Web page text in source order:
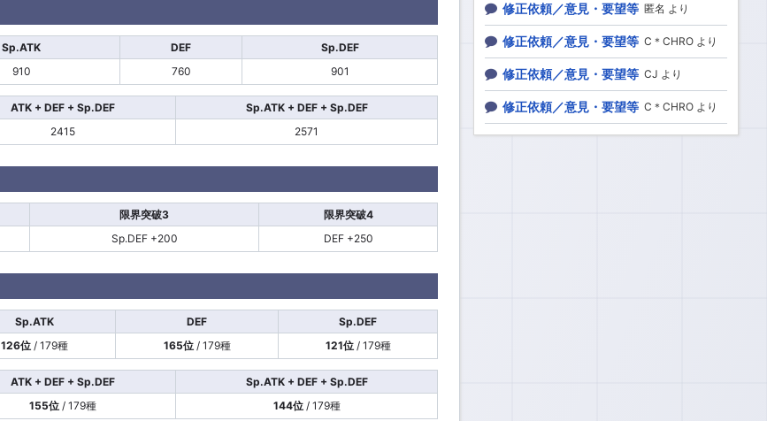
Sp.ATK DEF
Sp.DEF
910 760 901
ATK + DEF + Sp.DEF
Sp.ATK + DEF + Sp.DEF
2415 2571
限界突破3
限界突破4
Sp.DEF +200 DEF +250
Sp.ATK DEF
Sp.DEF
126位/ 179種 165位/ 179種 121位/ 179種
ATK + DEF + Sp.DEF
Sp.ATK + DEF + Sp.DEF
155位 / 179種 144位/ 179種
修正依頼／意見・要望等 匿名 より
修正依頼／意見・要望等 C＊CHRO より
修正依頼／意見・要望等 CJ より
修正依頼／意見・要望等 C＊CHRO より